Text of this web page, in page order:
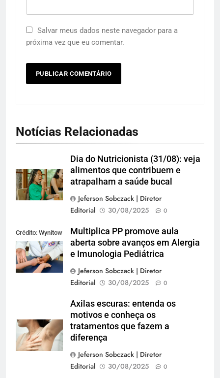
Salvar meus dados neste navegador para a
próxima vez que eu comentar.
Notícias Relacionadas
Dia do Nutricionista (31/08): veja
alimentos que contribuem e
atrapalham a saúde bucal
Jeferson Sobczack | Diretor
Editorial
30/08/2025 0
Crédito: Wynitow
Butenas
Multiplica PP promove aula
aberta sobre avanços em Alergia
e Imunologia Pediátrica
Jeferson Sobczack | Diretor
Editorial
30/08/2025 0
Axilas escuras: entenda os
motivos e conheça os
tratamentos que fazem a
diferença
Jeferson Sobczack | Diretor
Editorial
30/08/2025 0